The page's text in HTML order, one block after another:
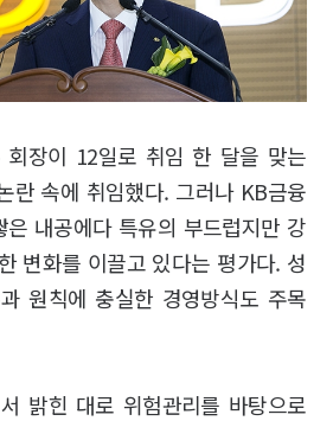
회장이 12일로 취임 한 달을 맞는
란 속에 취임했다. 그러나 KB금융
내공에다 특유의 부드럽지만 강
변화를 이끌고 있다는 평가다. 성
원칙에 충실한 경영방식도 주목
밝힌 대로 위험관리를 바탕으로